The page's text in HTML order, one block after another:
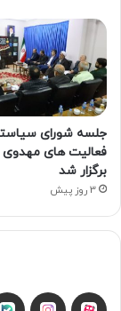
جلسه شورای
فعالیت های مهدوی
برگزار شد
3 روز پیش